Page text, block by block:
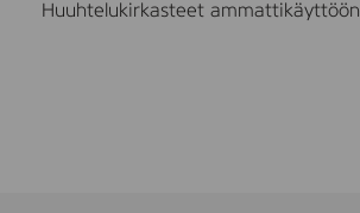
Huuhtelukirkasteet ammattikäyttöön